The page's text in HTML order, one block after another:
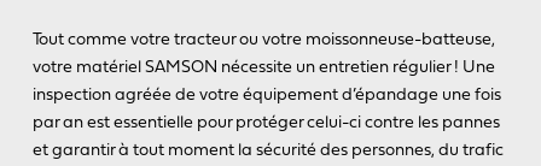
Tout comme votre tracteur ou votre moissonneuse-batteuse,
votre matériel SAMSON nécessite un entretien régulier ! Une
inspection agréée de votre équipement d’épandage une fois
par an est essentielle pour protéger celui-ci contre les pannes
et garantir à tout moment la sécurité des personnes, du trafic